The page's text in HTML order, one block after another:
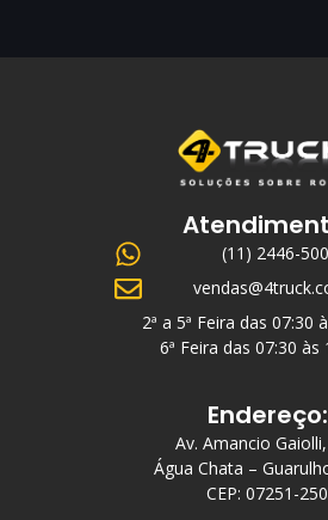
(11) 2446-
2ª a 5ª Feira das 07:30
6ª Feira das 07:30 às
Endereço:
Av. Amancio
Água Chata –
CEP: 07251-250